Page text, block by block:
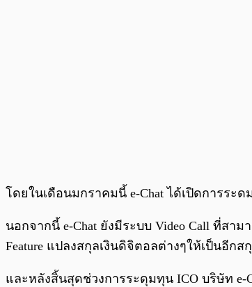
โดยในเดือนมกราคมนี้ e-Chat ได้เปิดการระ
นอกจากนี้ e-Chat ยังมีระบบ Video Call ที่สา
Feature แปลงสกุลเงินดิจิตอลต่างๆให้เป็นอีกส
และหลังสิ้นสุดช่วงการระดุมทุน ICO บริษัท e-